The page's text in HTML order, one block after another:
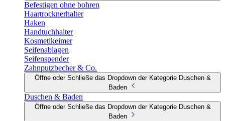
Befestigen ohne bohren
Haartrocknerhalter
Haken
Handtuchhalter
Kosmetikeimer
Seifenablagen
Seifenspender
Zahnputzbecher & Co.
Öffne oder Schließe das Dropdown der Kategorie Duschen &
Baden
Duschen & Baden
Öffne oder Schließe das Dropdown der Kategorie Duschen &
Baden